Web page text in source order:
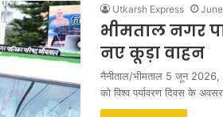
Utkarsh Express
भीमताल नगर
नए कूड़ा वाहन
नैनीताल/भीमताल 5 जून 2026,
को विश्व पर्यावरण दिवस के